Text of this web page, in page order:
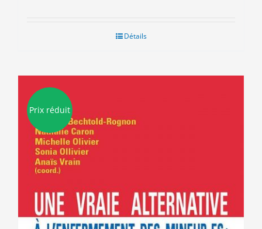
Détails
Prix réduit